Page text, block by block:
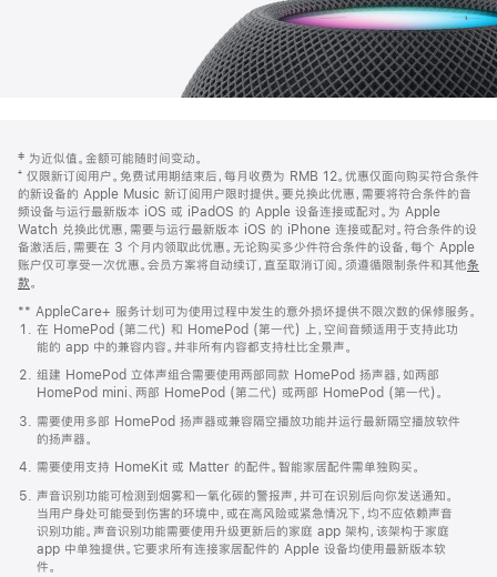
页
页
脚
注
‡ 为近似值。金额可能随时间变动。
⁺ 仅限新订阅用户。免费试用期结束后，每月收费为 RMB 12。优惠仅面向购买符合条件
的新设备的 Apple Music 新订阅用户限时提供。要兑换此优惠，需要将符合条件的音
频设备与运行最新版本 iOS 或 iPadOS 的 Apple 设备连接或配对。为 Apple
Watch 兑换此优惠，需要与运行最新版本 iOS 的 iPhone 连接或配对。符合条件的设
备激活后，需要在 3 个月内领取此优惠。无论购买多少件符合条件的设备，每个 Apple
账户仅可享受一次优惠。会员方案将自动续订，直至取消订阅。须遵循限制条件和其他条
款。
窗
口
中
打
开)
** AppleCare+ 服务计划可为使用过程中发生的意外损坏提供不限次数的保修服务。
在 HomePod (第二代) 和 HomePod (第一代) 上，空间音频适用于支持此功
能的 app 中的兼容内容。并非所有内容都支持杜比全景声。
组建 HomePod 立体声组合需要使用两部同款 HomePod 扬声器，如两部
HomePod mini、两部 HomePod (第二代) 或两部 HomePod (第一代)。
需要使用多部 HomePod 扬声器或兼容隔空播放功能并运行最新隔空播放软件
的扬声器。
需要使用支持 HomeKit 或 Matter 的配件。智能家居配件需单独购买。
声音识别功能可检测到烟雾和一氧化碳的警报声，并可在识别后向你发送通知。
当用户身处可能受到伤害的环境中，或在高风险或紧急情况下，均不应依赖声音
识别功能。声音识别功能需要使用升级更新后的家庭 app 架构，该架构于家庭
app 中单独提供。它要求所有连接家居配件的 Apple 设备均使用最新版本软
件。